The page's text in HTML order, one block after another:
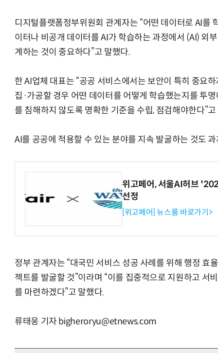
디지털플랫폼정부위원회 관계자는 “어떤 데이터로 AI를
이터나 비공개 데이터를 AI가 학습하는 과정에서 (AI) 외
계하는 것이 중요하다”고 말했다.
한 AI업체 대표는 “공공 서비스에서는 보안이 특히 중요
집·가공할 경우 어떤 데이터를 어떻게 학습했는지를 투
를 침해하지 않도록 명확한 기준을 수립, 점검해야한다”
AI를 공공에 적용할 수 있는 분야를 지속 발굴하는 것도
위고페어, 서울AI허브
선정
[위고페어] 뉴스룸 바로가기>
정부 관계자는 “대국민 서비스 성공 사례를 위해 행정 효
젝트를 발굴할 것”이라며 “이를 집중적으로 지원하고 서
를 마련하겠다”고 말했다.
류태웅 기자 bigheroryu@etnews.com